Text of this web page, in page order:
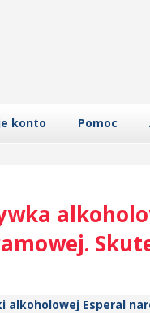
konto Pomoc
alkoholowej Esperal